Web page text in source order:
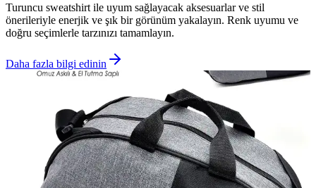
Turuncu sweatshirt ile uyum sağlayacak aksesuarlar ve stil
önerileriyle enerjik ve şık bir görünüm yakalayın. Renk uyumu ve
doğru seçimlerle tarzınızı tamamlayın.
Daha fazla bilgi edinin